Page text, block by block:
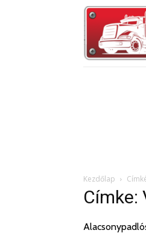
Kezdőlap
Címke: